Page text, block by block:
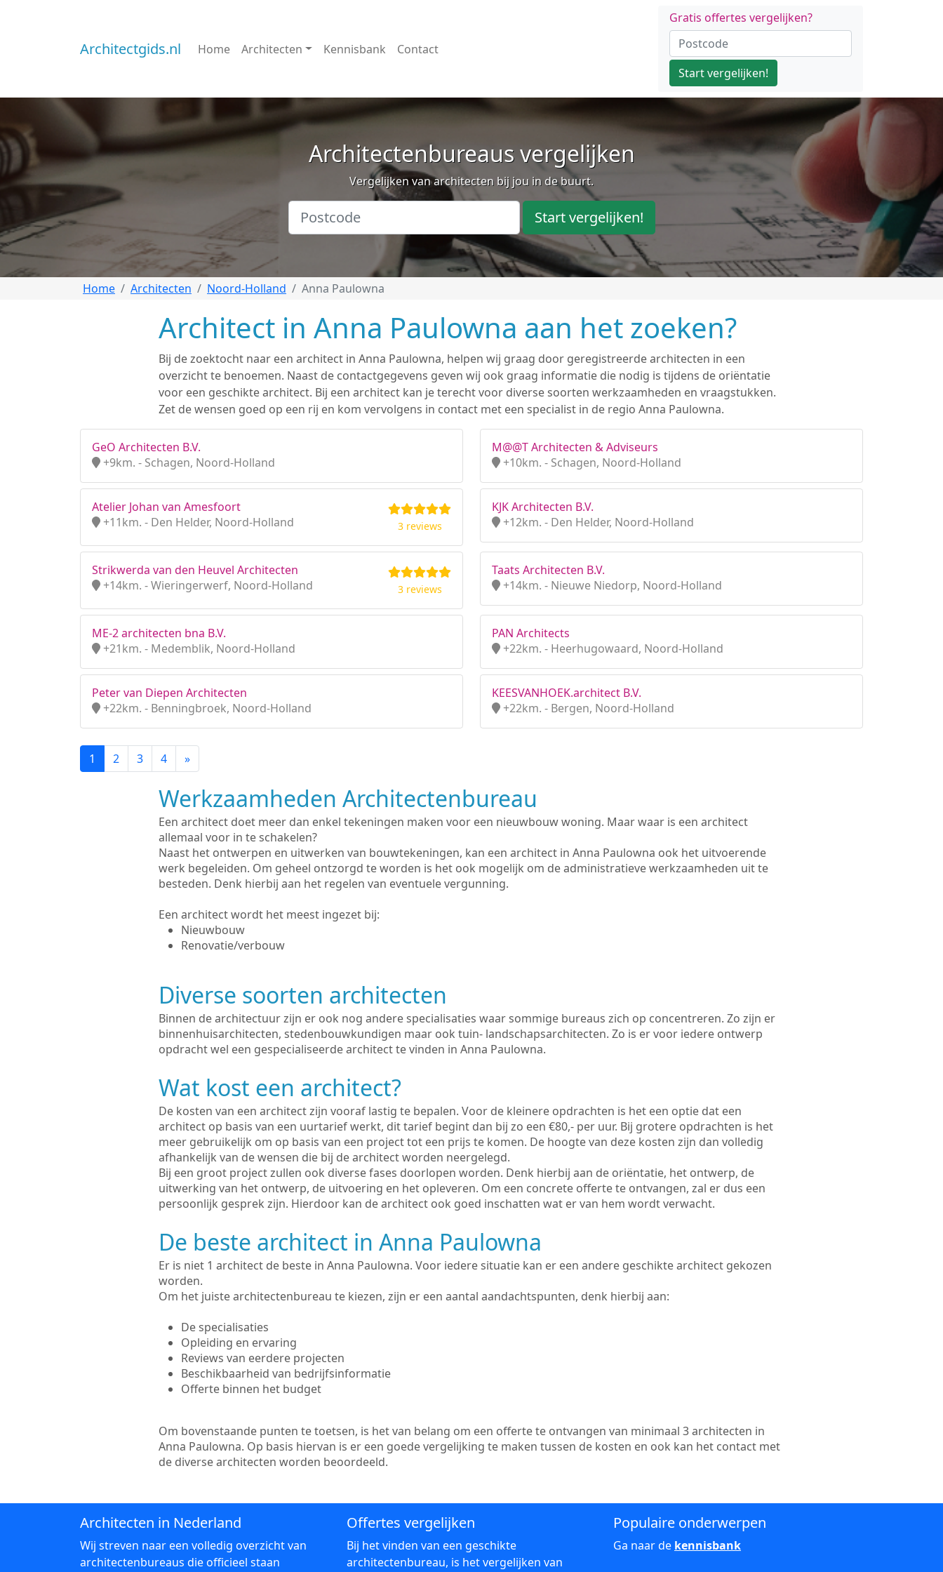
Architectgids.nl Home Architecten Kennisbank Contact
Gratis offertes vergelijken?
Start vergelijken!
Architectenbureaus vergelijken
Vergelijken van architecten bij jou in de buurt.
Start vergelijken!
Home Architecten Noord-Holland Anna Paulowna
Architect in Anna Paulowna aan het zoeken?
Bij de zoektocht naar een architect in Anna Paulowna, helpen wij graag door geregistreerde architecten in een
overzicht te benoemen. Naast de contactgegevens geven wij ook graag informatie die nodig is tijdens de oriëntatie
voor een geschikte architect. Bij een architect kan je terecht voor diverse soorten werkzaamheden en vraagstukken.
Zet de wensen goed op een rij en kom vervolgens in contact met een specialist in de regio Anna Paulowna.
GeO Architecten B.V.
+9km. - Schagen, Noord-Holland
M@@T Architecten & Adviseurs
+10km. - Schagen, Noord-Holland
Atelier Johan van Amesfoort
+11km. - Den Helder, Noord-Holland
3 reviews
KJK Architecten B.V.
+12km. - Den Helder, Noord-Holland
Strikwerda van den Heuvel Architecten
+14km. - Wieringerwerf, Noord-Holland
3 reviews
Taats Architecten B.V.
+14km. - Nieuwe Niedorp, Noord-Holland
ME-2 architecten bna B.V.
+21km. - Medemblik, Noord-Holland
PAN Architects
+22km. - Heerhugowaard, Noord-Holland
Peter van Diepen Architecten
+22km. - Benningbroek, Noord-Holland
KEESVANHOEK.architect B.V.
+22km. - Bergen, Noord-Holland
1 2 3 4 »
Werkzaamheden Architectenbureau
Een architect doet meer dan enkel tekeningen maken voor een nieuwbouw woning. Maar waar is een architect
allemaal voor in te schakelen?
Naast het ontwerpen en uitwerken van bouwtekeningen, kan een architect in Anna Paulowna ook het uitvoerende
werk begeleiden. Om geheel ontzorgd te worden is het ook mogelijk om de administratieve werkzaamheden uit te
besteden. Denk hierbij aan het regelen van eventuele vergunning.
Een architect wordt het meest ingezet bij:
Nieuwbouw
Renovatie/verbouw
Diverse soorten architecten
Binnen de architectuur zijn er ook nog andere specialisaties waar sommige bureaus zich op concentreren. Zo zijn er
binnenhuisarchitecten, stedenbouwkundigen maar ook tuin- landschapsarchitecten. Zo is er voor iedere ontwerp
opdracht wel een gespecialiseerde architect te vinden in Anna Paulowna.
Wat kost een architect?
De kosten van een architect zijn vooraf lastig te bepalen. Voor de kleinere opdrachten is het een optie dat een
architect op basis van een uurtarief werkt, dit tarief begint dan bij zo een €80,- per uur. Bij grotere opdrachten is het
meer gebruikelijk om op basis van een project tot een prijs te komen. De hoogte van deze kosten zijn dan volledig
afhankelijk van de wensen die bij de architect worden neergelegd.
Bij een groot project zullen ook diverse fases doorlopen worden. Denk hierbij aan de oriëntatie, het ontwerp, de
uitwerking van het ontwerp, de uitvoering en het opleveren. Om een concrete offerte te ontvangen, zal er dus een
persoonlijk gesprek zijn. Hierdoor kan de architect ook goed inschatten wat er van hem wordt verwacht.
De beste architect in Anna Paulowna
Er is niet 1 architect de beste in Anna Paulowna. Voor iedere situatie kan er een andere geschikte architect gekozen
worden.
Om het juiste architectenbureau te kiezen, zijn er een aantal aandachtspunten, denk hierbij aan:
De specialisaties
Opleiding en ervaring
Reviews van eerdere projecten
Beschikbaarheid van bedrijfsinformatie
Offerte binnen het budget
Om bovenstaande punten te toetsen, is het van belang om een offerte te ontvangen van minimaal 3 architecten in
Anna Paulowna. Op basis hiervan is er een goede vergelijking te maken tussen de kosten en ook kan het contact met
de diverse architecten worden beoordeeld.
Architecten in Nederland
Wij streven naar een volledig overzicht van
architectenbureaus die officieel staan
Offertes vergelijken
Bij het vinden van een geschikte
architectenbureau, is het vergelijken van
Populaire onderwerpen
Ga naar de kennisbank